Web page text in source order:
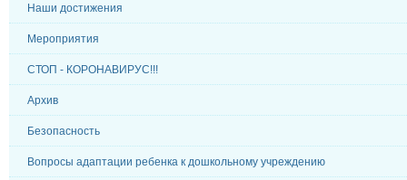
Наши достижения
Мероприятия
СТОП - КОРОНАВИРУС!!!
Архив
Безопасность
Вопросы адаптации ребенка к дошкольному учреждению